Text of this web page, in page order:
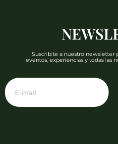
Suscribite a nuestro newsletter
eventos, experiencias y todas las